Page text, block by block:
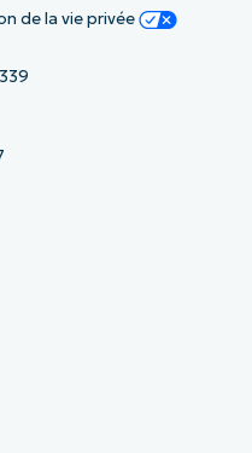
de la vie privée